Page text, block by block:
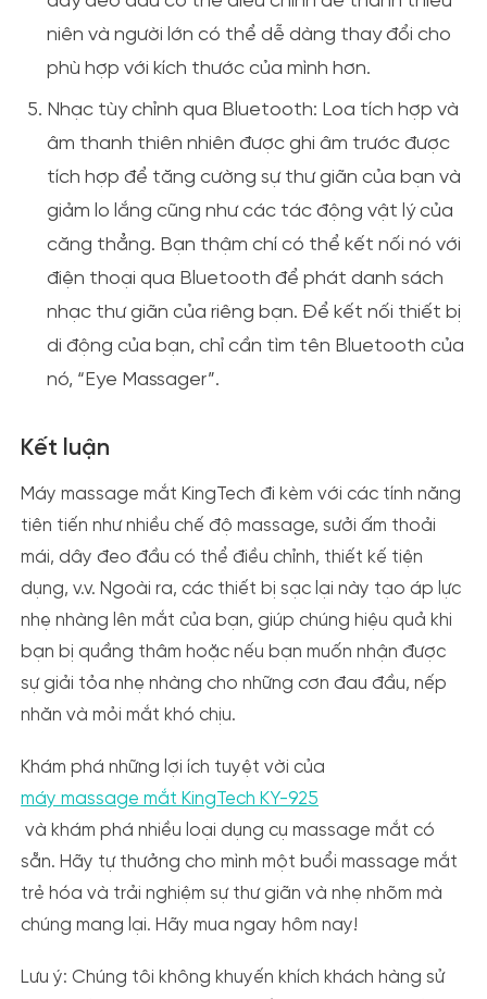
niên và người lớn có thể dễ dàng thay đổi cho
phù hợp với kích thước của mình hơn.
Nhạc tùy chỉnh qua Bluetooth: Loa tích hợp và
âm thanh thiên nhiên được ghi âm trước được
tích hợp để tăng cường sự thư giãn của bạn và
giảm lo lắng cũng như các tác động vật lý của
căng thẳng. Bạn thậm chí có thể kết nối nó với
điện thoại qua Bluetooth để phát danh sách
nhạc thư giãn của riêng bạn. Để kết nối thiết bị
di động của bạn, chỉ cần tìm tên Bluetooth của
nó, “Eye Massager”.
Kết luận
Máy massage mắt KingTech đi kèm với các tính năng
tiên tiến như nhiều chế độ massage, sưởi ấm thoải
mái, dây đeo đầu có thể điều chỉnh, thiết kế tiện
dụng, v.v. Ngoài ra, các thiết bị sạc lại này tạo áp lực
nhẹ nhàng lên mắt của bạn, giúp chúng hiệu quả khi
bạn bị quầng thâm hoặc nếu bạn muốn nhận được
sự giải tỏa nhẹ nhàng cho những cơn đau đầu, nếp
nhăn và mỏi mắt khó chịu.
Khám phá những lợi ích tuyệt vời của
máy massage mắt KingTech KY-925
và khám phá nhiều loại dụng cụ massage mắt có
sẵn. Hãy tự thưởng cho mình một buổi massage mắt
trẻ hóa và trải nghiệm sự thư giãn và nhẹ nhõm mà
chúng mang lại. Hãy mua ngay hôm nay!
Lưu ý: Chúng tôi không khuyến khích khách hàng sử